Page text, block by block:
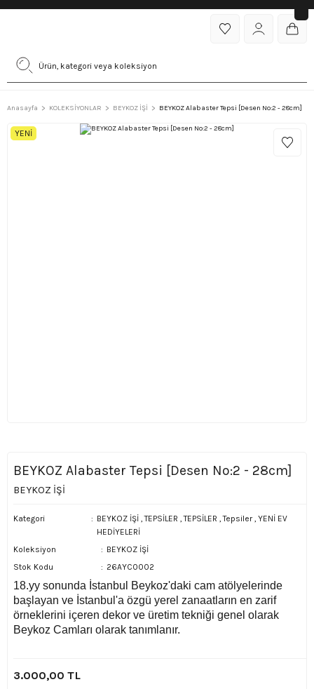
Anasayfa KOLEKSİYONLAR BEYKOZ İŞİ BEYKOZ Alabaster Tepsi [Desen No:2 - 28cm]
YENİ
BEYKOZ Alabaster Tepsi [Desen No:2 - 28cm]
BEYKOZ İŞİ
Kategori BEYKOZ İŞİ ,TEPSİLER ,TEPSİLER ,Tepsiler ,YENİ EV
HEDİYELERİ
Koleksiyon
BEYKOZ İŞİ
Stok Kodu
26AYC0002
18.yy sonunda İstanbul Beykoz'daki cam atölyelerinde
başlayan ve İstanbul'a özgü yerel zanaatların en zarif
örneklerini içeren dekor ve üretim tekniği genel olarak
Beykoz Camları olarak tanımlanır.
3.000,00 TL